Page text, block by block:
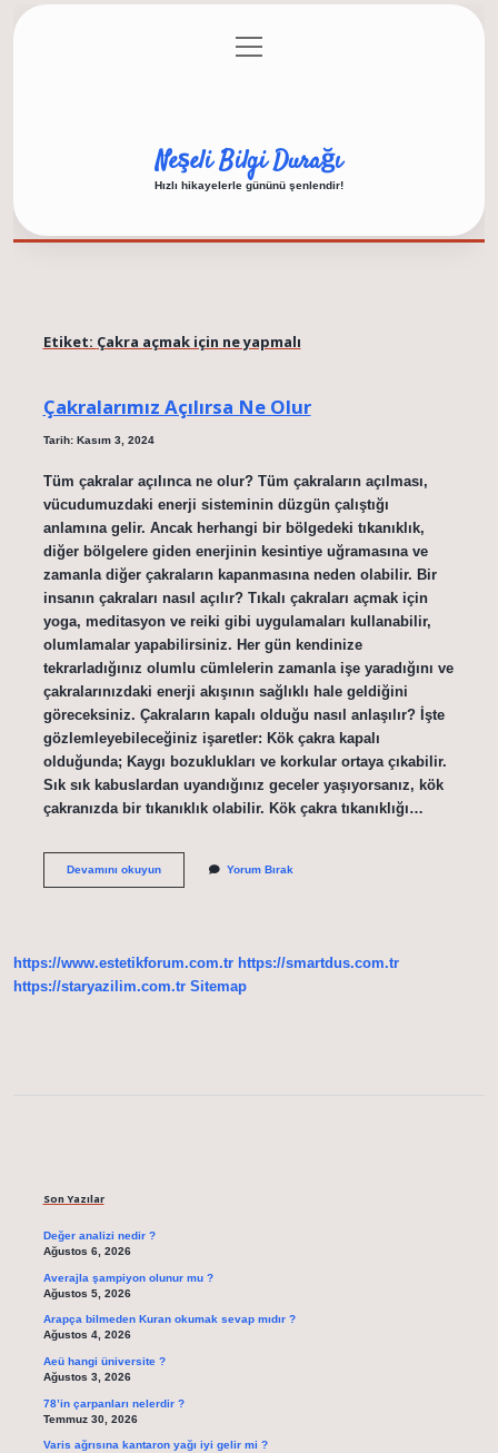
Gizlilik Politikası
menüyü
aç
Neşeli Bilgi Durağı
Hızlı hikayelerle gününü şenlendir!
Etiket: Çakra açmak için ne yapmalı
Çakralarımız Açılırsa Ne Olur
Tarih: Kasım 3, 2024
Tüm çakralar açılınca ne olur? Tüm çakraların açılması,
vücudumuzdaki enerji sisteminin düzgün çalıştığı
anlamına gelir. Ancak herhangi bir bölgedeki tıkanıklık,
diğer bölgelere giden enerjinin kesintiye uğramasına ve
zamanla diğer çakraların kapanmasına neden olabilir. Bir
insanın çakraları nasıl açılır? Tıkalı çakraları açmak için
yoga, meditasyon ve reiki gibi uygulamaları kullanabilir,
olumlamalar yapabilirsiniz. Her gün kendinize
tekrarladığınız olumlu cümlelerin zamanla işe yaradığını ve
çakralarınızdaki enerji akışının sağlıklı hale geldiğini
göreceksiniz. Çakraların kapalı olduğu nasıl anlaşılır? İşte
gözlemleyebileceğiniz işaretler: Kök çakra kapalı
olduğunda; Kaygı bozuklukları ve korkular ortaya çıkabilir.
Sık sık kabuslardan uyandığınız geceler yaşıyorsanız, kök
çakranızda bir tıkanıklık olabilir. Kök çakra tıkanıklığı…
Devamını okuyunÇakralarımızYorum Bırak
https://www.estetikforum.com.tr https://smartdus.com.tr
https://staryazilim.com.tr Sitemap
Son Yazılar
Değer analizi nedir ?
Ağustos 6, 2026
Averajla şampiyon olunur mu ?
Ağustos 5, 2026
Arapça bilmeden Kuran okumak sevap mıdır ?
Ağustos 4, 2026
Aeü hangi üniversite ?
Ağustos 3, 2026
78’in çarpanları nelerdir ?
Temmuz 30, 2026
Varis ağrısına kantaron yağı iyi gelir mi ?